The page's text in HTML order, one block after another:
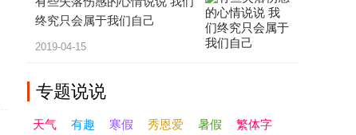
终究只会属于我们自己
2019-04-15
专题说说
天气 有趣 寒假 秀恩爱 暑假
繁体字